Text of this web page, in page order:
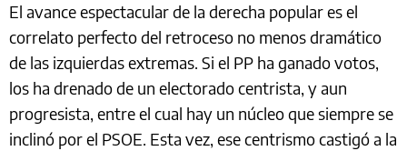
El avance espectacular de la derecha popular es el
correlato perfecto del retroceso no menos dramático
de las izquierdas extremas. Si el PP ha ganado votos,
los ha drenado de un electorado centrista, y aun
progresista, entre el cual hay un núcleo que siempre se
inclinó por el PSOE. Esta vez, ese centrismo castigó a la